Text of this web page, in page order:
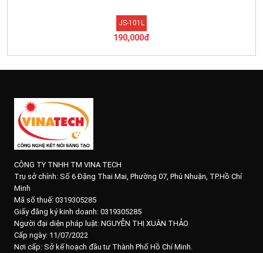
JS-101L
190,000đ
CÔNG TY TNHH TM VINA TECH
Trụ sở chính: Số 6 Đặng Thai Mai, Phường 07, Phú Nhuận, TP.Hồ Chí
Minh
Mã số thuế: 0319305285
Giấy đăng ký kinh doanh: 0319305285
Người đại diện pháp luật: NGUYỄN THỊ XUÂN THẢO
Cấp ngày: 11/07/2022
Nơi cấp: Sở kế hoạch đầu tư Thành Phố Hồ Chí Minh.